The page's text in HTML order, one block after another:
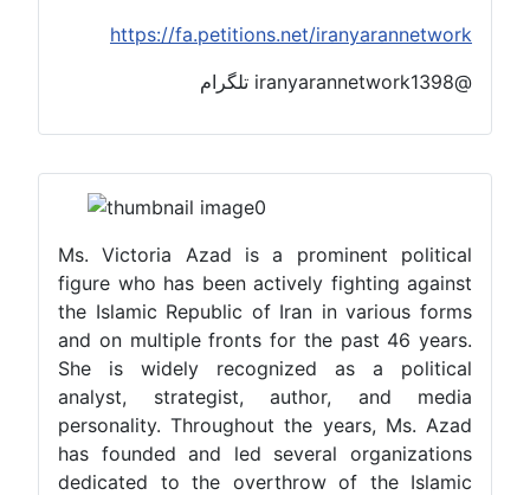
Ms. Victoria Azad is a prominent political
figure who has been actively fighting against
the Islamic Republic of Iran in various forms
and on multiple fronts for the past 46 years.
She is widely recognized as a political
analyst, strategist, author, and media
personality. Throughout the years, Ms. Azad
has founded and led several organizations
dedicated to the overthrow of the Islamic
https://fa.petitions.net/iranyarannetwork
@iranyarannetwork1398 تلگرام